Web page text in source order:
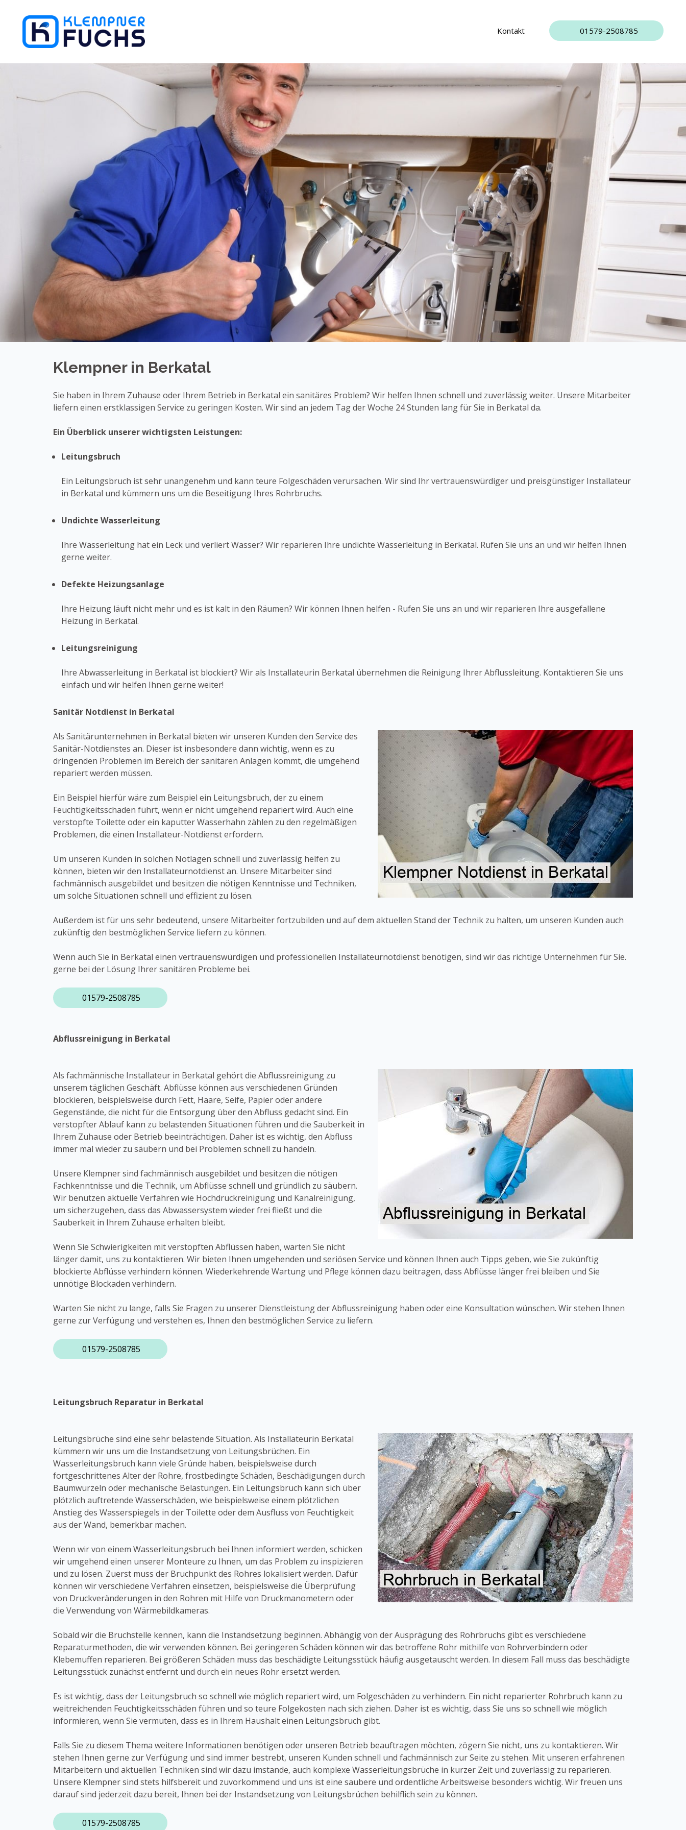
Kontakt 01579-2508785
Klempner in Berkatal
Sie haben in Ihrem Zuhause oder Ihrem Betrieb in Berkatal ein sanitäres Problem? Wir helfen Ihnen schnell und zuverlässig weiter. Unsere Mitarbeiter
liefern einen erstklassigen Service zu geringen Kosten. Wir sind an jedem Tag der Woche 24 Stunden lang für Sie in Berkatal da.
Ein Überblick unserer wichtigsten Leistungen:
Leitungsbruch
Ein Leitungsbruch ist sehr unangenehm und kann teure Folgeschäden verursachen. Wir sind Ihr vertrauenswürdiger und preisgünstiger Installateur
in Berkatal und kümmern uns um die Beseitigung Ihres Rohrbruchs.
Undichte Wasserleitung
Ihre Wasserleitung hat ein Leck und verliert Wasser? Wir reparieren Ihre undichte Wasserleitung in Berkatal. Rufen Sie uns an und wir helfen Ihnen
gerne weiter.
Defekte Heizungsanlage
Ihre Heizung läuft nicht mehr und es ist kalt in den Räumen? Wir können Ihnen helfen - Rufen Sie uns an und wir reparieren Ihre ausgefallene
Heizung in Berkatal.
Leitungsreinigung
Ihre Abwasserleitung in Berkatal ist blockiert? Wir als Installateurin Berkatal übernehmen die Reinigung Ihrer Abflussleitung. Kontaktieren Sie uns
einfach und wir helfen Ihnen gerne weiter!
Sanitär Notdienst in Berkatal
Als Sanitärunternehmen in Berkatal bieten wir unseren Kunden den Service des
Sanitär-Notdienstes an. Dieser ist insbesondere dann wichtig, wenn es zu
dringenden Problemen im Bereich der sanitären Anlagen kommt, die umgehend
repariert werden müssen.
Ein Beispiel hierfür wäre zum Beispiel ein Leitungsbruch, der zu einem
Feuchtigkeitsschaden führt, wenn er nicht umgehend repariert wird. Auch eine
verstopfte Toilette oder ein kaputter Wasserhahn zählen zu den regelmäßigen
Problemen, die einen Installateur-Notdienst erfordern.
Um unseren Kunden in solchen Notlagen schnell und zuverlässig helfen zu
können, bieten wir den Installateurnotdienst an. Unsere Mitarbeiter sind
fachmännisch ausgebildet und besitzen die nötigen Kenntnisse und Techniken,
um solche Situationen schnell und effizient zu lösen.
Außerdem ist für uns sehr bedeutend, unsere Mitarbeiter fortzubilden und auf dem aktuellen Stand der Technik zu halten, um unseren Kunden auch
zukünftig den bestmöglichen Service liefern zu können.
Wenn auch Sie in Berkatal einen vertrauenswürdigen und professionellen Installateurnotdienst benötigen, sind wir das richtige Unternehmen für Sie.
gerne bei der Lösung Ihrer sanitären Probleme bei.
01579-2508785
Abflussreinigung in Berkatal
Als fachmännische Installateur in Berkatal gehört die Abflussreinigung zu
unserem täglichen Geschäft. Abflüsse können aus verschiedenen Gründen
blockieren, beispielsweise durch Fett, Haare, Seife, Papier oder andere
Gegenstände, die nicht für die Entsorgung über den Abfluss gedacht sind. Ein
verstopfter Ablauf kann zu belastenden Situationen führen und die Sauberkeit in
Ihrem Zuhause oder Betrieb beeinträchtigen. Daher ist es wichtig, den Abfluss
immer mal wieder zu säubern und bei Problemen schnell zu handeln.
Unsere Klempner sind fachmännisch ausgebildet und besitzen die nötigen
Fachkenntnisse und die Technik, um Abflüsse schnell und gründlich zu säubern.
Wir benutzen aktuelle Verfahren wie Hochdruckreinigung und Kanalreinigung,
um sicherzugehen, dass das Abwassersystem wieder frei fließt und die
Sauberkeit in Ihrem Zuhause erhalten bleibt.
Wenn Sie Schwierigkeiten mit verstopften Abflüssen haben, warten Sie nicht
länger damit, uns zu kontaktieren. Wir bieten Ihnen umgehenden und seriösen Service und können Ihnen auch Tipps geben, wie Sie zukünftig
blockierte Abflüsse verhindern können. Wiederkehrende Wartung und Pflege können dazu beitragen, dass Abflüsse länger frei bleiben und Sie
unnötige Blockaden verhindern.
Warten Sie nicht zu lange, falls Sie Fragen zu unserer Dienstleistung der Abflussreinigung haben oder eine Konsultation wünschen. Wir stehen Ihnen
gerne zur Verfügung und verstehen es, Ihnen den bestmöglichen Service zu liefern.
01579-2508785
Leitungsbruch Reparatur in Berkatal
Leitungsbrüche sind eine sehr belastende Situation. Als Installateurin Berkatal
kümmern wir uns um die Instandsetzung von Leitungsbrüchen. Ein
Wasserleitungsbruch kann viele Gründe haben, beispielsweise durch
fortgeschrittenes Alter der Rohre, frostbedingte Schäden, Beschädigungen durch
Baumwurzeln oder mechanische Belastungen. Ein Leitungsbruch kann sich über
plötzlich auftretende Wasserschäden, wie beispielsweise einem plötzlichen
Anstieg des Wasserspiegels in der Toilette oder dem Ausfluss von Feuchtigkeit
aus der Wand, bemerkbar machen.
Wenn wir von einem Wasserleitungsbruch bei Ihnen informiert werden, schicken
wir umgehend einen unserer Monteure zu Ihnen, um das Problem zu inspizieren
und zu lösen. Zuerst muss der Bruchpunkt des Rohres lokalisiert werden. Dafür
können wir verschiedene Verfahren einsetzen, beispielsweise die Überprüfung
von Druckveränderungen in den Rohren mit Hilfe von Druckmanometern oder
die Verwendung von Wärmebildkameras.
Sobald wir die Bruchstelle kennen, kann die Instandsetzung beginnen. Abhängig von der Ausprägung des Rohrbruchs gibt es verschiedene
Reparaturmethoden, die wir verwenden können. Bei geringeren Schäden können wir das betroffene Rohr mithilfe von Rohrverbindern oder
Klebemuffen reparieren. Bei größeren Schäden muss das beschädigte Leitungsstück häufig ausgetauscht werden. In diesem Fall muss das beschädigte
Leitungsstück zunächst entfernt und durch ein neues Rohr ersetzt werden.
Es ist wichtig, dass der Leitungsbruch so schnell wie möglich repariert wird, um Folgeschäden zu verhindern. Ein nicht reparierter Rohrbruch kann zu
weitreichenden Feuchtigkeitsschäden führen und so teure Folgekosten nach sich ziehen. Daher ist es wichtig, dass Sie uns so schnell wie möglich
informieren, wenn Sie vermuten, dass es in Ihrem Haushalt einen Leitungsbruch gibt.
Falls Sie zu diesem Thema weitere Informationen benötigen oder unseren Betrieb beauftragen möchten, zögern Sie nicht, uns zu kontaktieren. Wir
stehen Ihnen gerne zur Verfügung und sind immer bestrebt, unseren Kunden schnell und fachmännisch zur Seite zu stehen. Mit unseren erfahrenen
Mitarbeitern und aktuellen Techniken sind wir dazu imstande, auch komplexe Wasserleitungsbrüche in kurzer Zeit und zuverlässig zu reparieren.
Unsere Klempner sind stets hilfsbereit und zuvorkommend und uns ist eine saubere und ordentliche Arbeitsweise besonders wichtig. Wir freuen uns
darauf sind jederzeit dazu bereit, Ihnen bei der Instandsetzung von Leitungsbrüchen behilflich sein zu können.
01579-2508785